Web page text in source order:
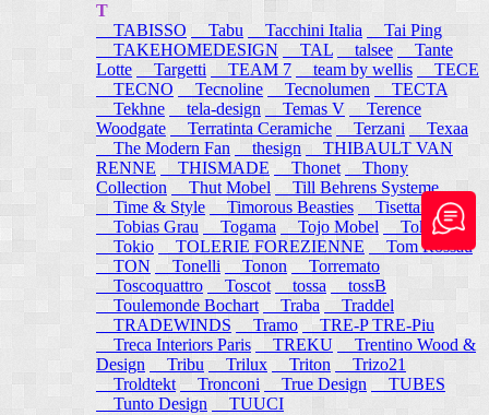
T
TABISSO
Tabu Tacchini Italia
Tai Ping
TAKEHOMEDESIGN
TAL talsee
Tante
Lotte
Targetti TEAM 7 team by wellis
TECE
TECNO
Tecnoline Tecnolumen
TECTA
Tekhne
tela-design Temas V
Terence
Woodgate
Terratinta Ceramiche Terzani
Texaa
The Modern Fan
thesign
THIBAULT VAN
RENNE
THISMADE Thonet
Thony
Collection
Thut Mobel
Till Behrens Systeme
Time & Style
Timorous Beasties
Tisettanta
Tobias Grau
Togama Tojo Mobel
Token
Tokio
TOLERIE FOREZIENNE
Tom Rossau
TON
Tonelli Tonon
Torremato
Toscoquattro
Toscot tossa
tossB
Toulemonde Bochart
Traba
Traddel
TRADEWINDS
Tramo
TRE-P TRE-Piu
Treca Interiors Paris
TREKU
Trentino Wood &
Design
Tribu Trilux Triton
Trizo21
Troldtekt Tronconi True Design
TUBES
Tunto Design
TUUCI